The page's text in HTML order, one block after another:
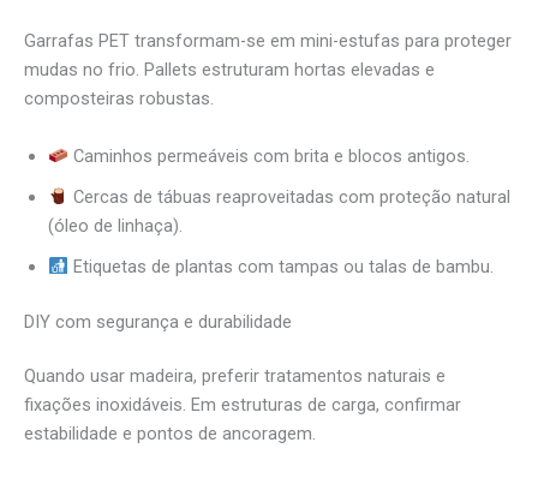
Garrafas PET transformam-se em mini-estufas para proteger
mudas no frio. Pallets estruturam hortas elevadas e
composteiras robustas.
Caminhos permeáveis com brita e blocos antigos.
Cercas de tábuas reaproveitadas com proteção natural
(óleo de linhaça).
Etiquetas de plantas com tampas ou talas de bambu.
DIY com segurança e durabilidade
Quando usar madeira, preferir tratamentos naturais e
fixações inoxidáveis. Em estruturas de carga, confirmar
estabilidade e pontos de ancoragem.